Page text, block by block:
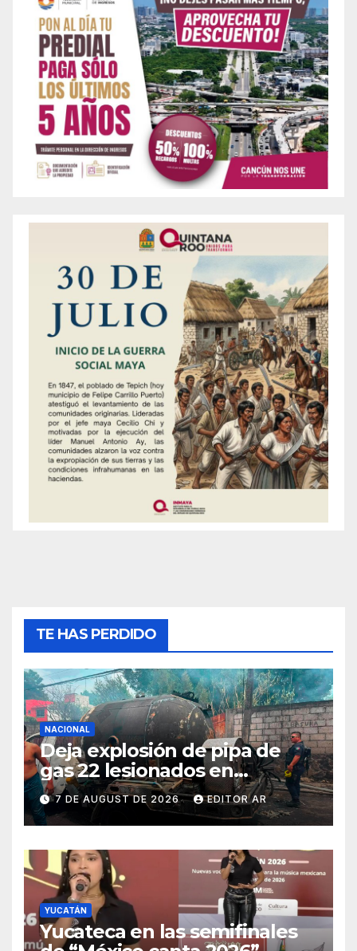
TE HAS PERDIDO
NACIONAL
Deja explosión de pipa de
gas 22 lesionados en
Cuernavaca
7 DE AUGUST DE 2026 EDITOR AR
YUCATÁN
Yucateca en las semifinales